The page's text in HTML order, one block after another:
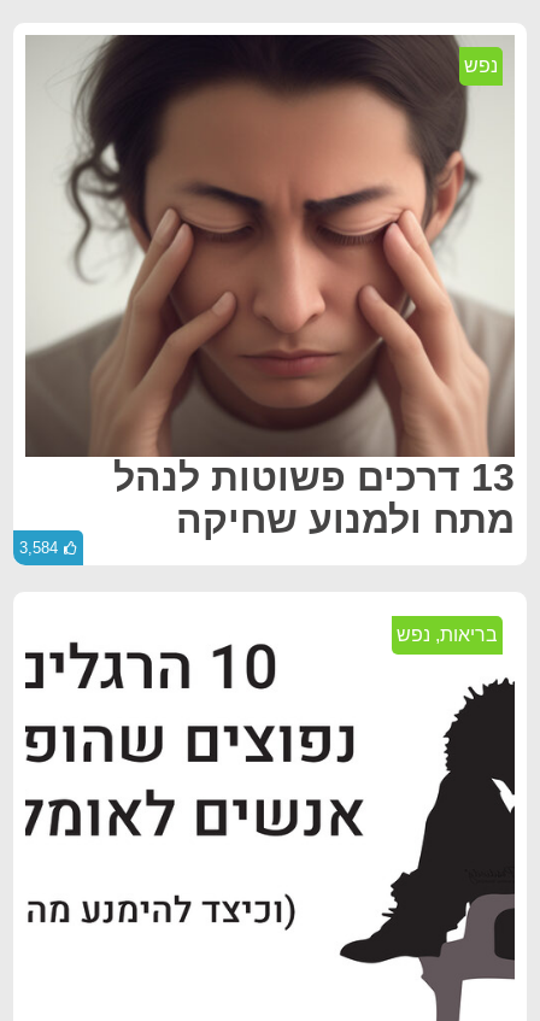
נפש
13 דרכים פשוטות לנהל
מתח ולמנוע שחיקה
3,584
בריאות, נפש